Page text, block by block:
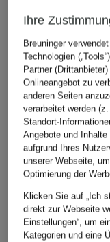
Ihre
Breuninger
Technologien
Partner
Onlineangebot zu
anderen Seiten
verarbeitet werden
Standort-
Angebote und
aufgrund Ihres
unserer Webseite,
Optimierung der
Klicken Sie auf „Ich
direkt zur Webseite
Einstellungen“, um
Kategorien und eine